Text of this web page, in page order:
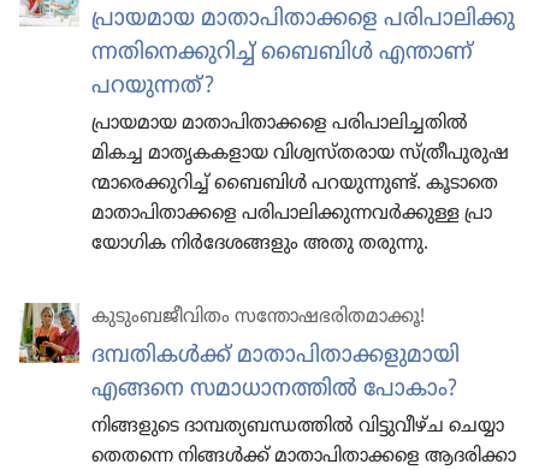
പ്രായ​മായ മാതാ​പി​താ​ക്കളെ പരിപാ​ലി​ക്കു​
ന്ന​തി​നെ​ക്കു​റിച്ച്‌ ബൈബിൾ എന്താണ്‌
പറയു​ന്നത്‌?
പ്രായ​മായ മാതാ​പി​താ​ക്കളെ പരിപാ​ലി​ച്ച​തിൽ
മികച്ച മാതൃ​ക​ക​ളായ വിശ്വ​സ്‌ത​രായ സ്‌ത്രീ​പു​രു​ഷ​
ന്മാ​രെ​ക്കു​റിച്ച്‌ ബൈബിൾ പറയു​ന്നുണ്ട്‌. കൂടാതെ
മാതാ​പി​താ​ക്കളെ പരിപാ​ലി​ക്കു​ന്ന​വർക്കുള്ള പ്രാ​
യോ​ഗിക നിർദേ​ശ​ങ്ങ​ളും അതു തരുന്നു.
കുടും​ബ​ജീ​വി​തം സന്തോ​ഷ​ഭ​രി​ത​മാ​ക്കൂ!
ദമ്പതി​കൾക്ക്‌ മാതാ​പി​താ​ക്ക​ളു​മാ​യി
എങ്ങനെ സമാധാ​ന​ത്തിൽ പോകാം?
നിങ്ങളു​ടെ ദാമ്പത്യ​ബ​ന്ധ​ത്തിൽ വിട്ടു​വീഴ്‌ച ചെയ്യാ​
തെ​തന്നെ നിങ്ങൾക്ക്‌ മാതാ​പി​താ​ക്കളെ ആദരി​ക്കാ​